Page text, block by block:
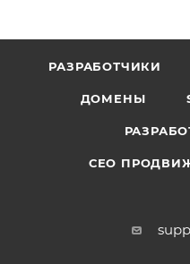
РАЗРАБОТЧИКИ
ДОМЕНЫ
СЕО